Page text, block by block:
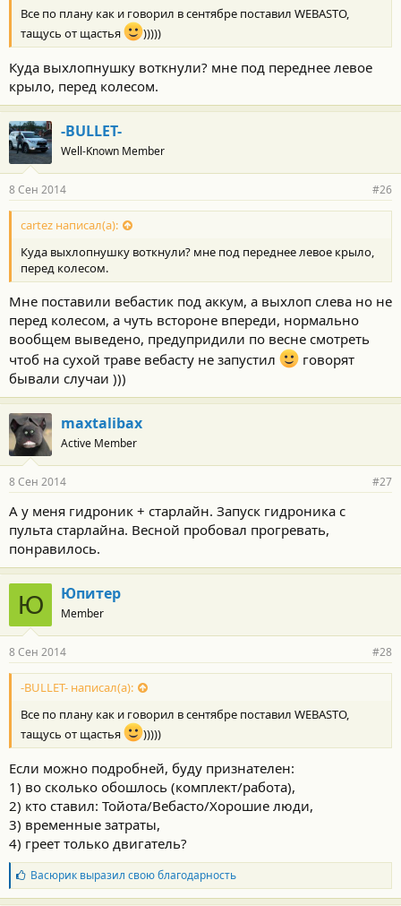
Все по плану как и говорил в сентябре поставил WEBASTO,
тащусь от щастья
)))))
Куда выхлопнушку воткнули? мне под переднее левое
крыло, перед колесом.
-BULLET-
Well-Known Member
8 Сен 2014 #26
cartez написал(а):
Куда выхлопнушку воткнули? мне под переднее левое крыло,
перед колесом.
Мне поставили вебастик под аккум, а выхлоп слева но не
перед колесом, а чуть встороне впереди, нормально
вообщем выведено, предупридили по весне смотреть
чтоб на сухой траве вебасту не запустил
говорят
бывали случаи )))
maxtalibax
Active Member
8 Сен 2014 #27
А у меня гидроник + старлайн. Запуск гидроника с
пульта старлайна. Весной пробовал прогревать,
понравилось.
Ю Юпитер
Member
8 Сен 2014 #28
-BULLET- написал(а):
Все по плану как и говорил в сентябре поставил WEBASTO,
тащусь от щастья
)))))
Если можно подробней, буду признателен:
1) во сколько обошлось (комплект/работа),
2) кто ставил: Тойота/Вебасто/Хорошие люди,
3) временные затраты,
4) греет только двигатель?
Б
л
а
Васюриквыразил свою благодарность